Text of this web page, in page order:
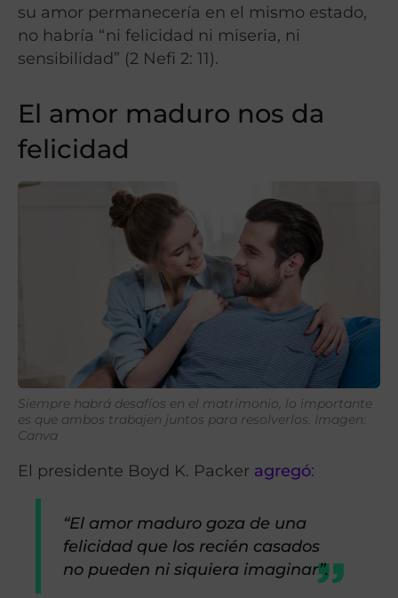
su amor permanecería en el mismo estado,
no habría “ni felicidad ni miseria, ni
sensibilidad” (2 Nefi 2: 11).
El amor maduro nos da
felicidad
Siempre habrá desafíos en el matrimonio, lo importante
es que ambos trabajen juntos para resolverlos. Imagen:
Canva
El presidente Boyd K. Packer agregó:
“El amor maduro goza de una
felicidad que los recién casados
no pueden ni siquiera imaginar”.